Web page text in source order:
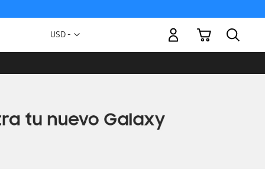
Moneda
USD -
Mi carrito